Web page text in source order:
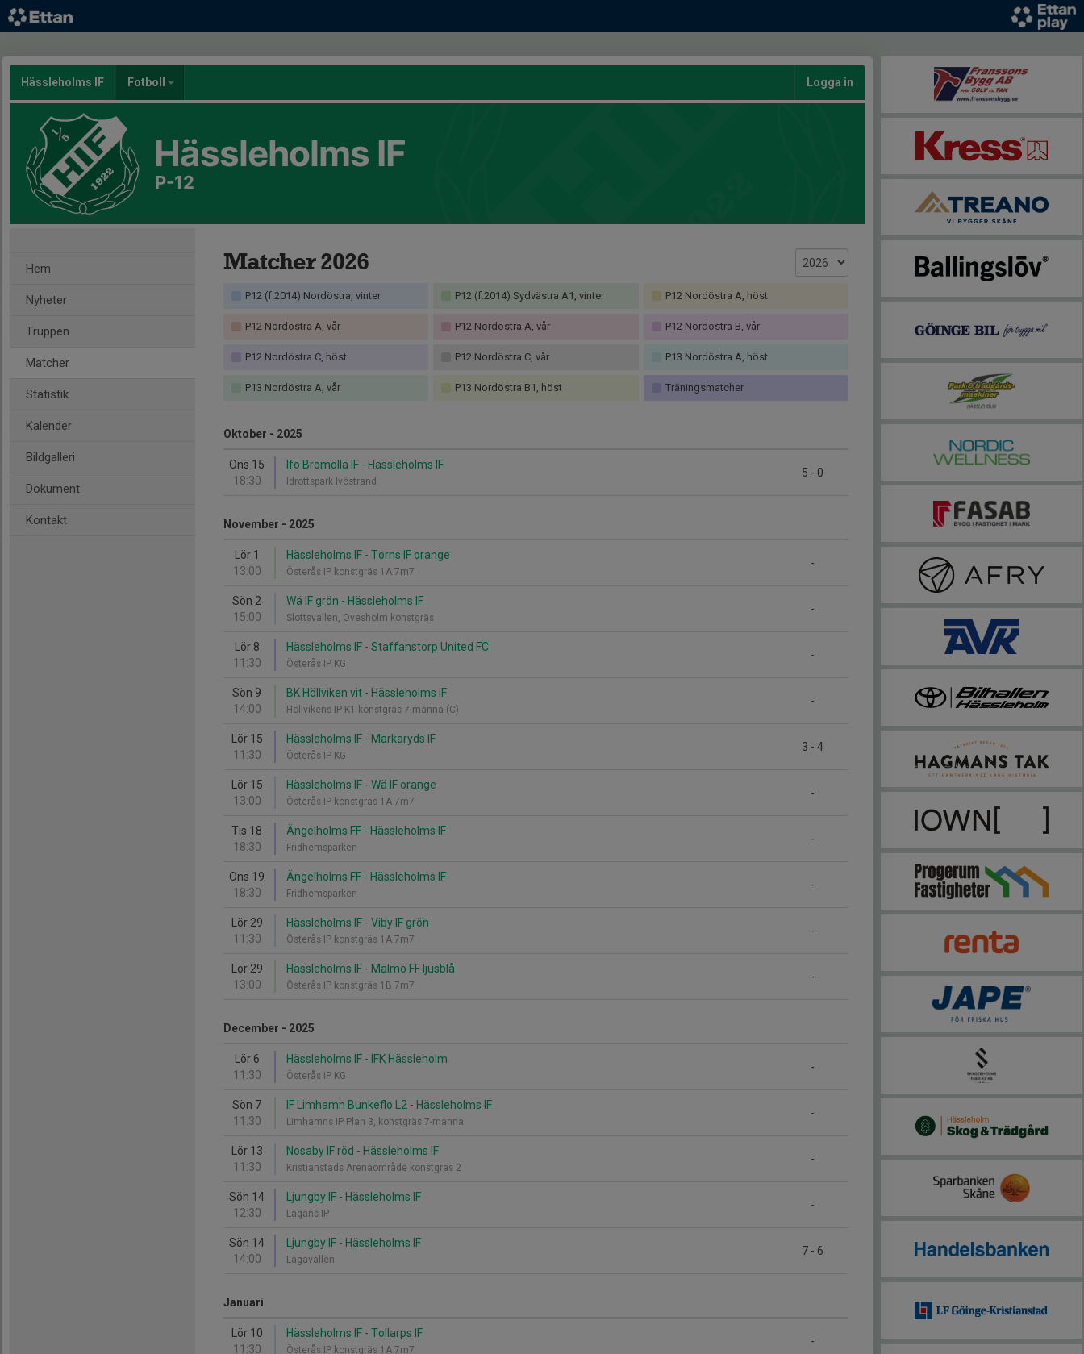
Hässleholms IF Fotboll Logga in
Hässleholms IF
P-12
Hem
Nyheter
Truppen
Matcher
Statistik
Kalender
Bildgalleri
Dokument
Kontakt
Matcher 2026
P12 (f.2014) Nordöstra, vinter P12 (f.2014) Sydvästra A1, vinter P12 Nordöstra A, höst
P12 Nordöstra A, vår P12 Nordöstra A, vår P12 Nordöstra B, vår
P12 Nordöstra C, höst P12 Nordöstra C, vår P13 Nordöstra A, höst
P13 Nordöstra A, vår P13 Nordöstra B1, höst Träningsmatcher
Oktober - 2025
Ons 15
18:30
5 - 0
Ifö Bromölla IF - Hässleholms IF
Idrottspark Ivöstrand
November - 2025
Lör 1
13:00
-
Hässleholms IF - Torns IF orange
Österås IP konstgräs 1A 7m7
Sön 2
15:00
-
Wä IF grön - Hässleholms IF
Slottsvallen, Ovesholm konstgräs
Lör 8
11:30
-
Hässleholms IF - Staffanstorp United FC
Österås IP KG
Sön 9
14:00
-
BK Höllviken vit - Hässleholms IF
Höllvikens IP K1 konstgräs 7-manna (C)
Lör 15
11:30
3 - 4
Hässleholms IF - Markaryds IF
Österås IP KG
Lör 15
13:00
-
Hässleholms IF - Wä IF orange
Österås IP konstgräs 1A 7m7
Tis 18
18:30
-
Ängelholms FF - Hässleholms IF
Fridhemsparken
Ons 19
18:30
-
Ängelholms FF - Hässleholms IF
Fridhemsparken
Lör 29
11:30
-
Hässleholms IF - Viby IF grön
Österås IP konstgräs 1A 7m7
Lör 29
13:00
-
Hässleholms IF - Malmö FF ljusblå
Österås IP konstgräs 1B 7m7
December - 2025
Lör 6
11:30
-
Hässleholms IF - IFK Hässleholm
Österås IP KG
Sön 7
11:30
-
IF Limhamn Bunkeflo L2 - Hässleholms IF
Limhamns IP Plan 3, konstgräs 7-manna
Lör 13
11:30
-
Nosaby IF röd - Hässleholms IF
Kristianstads Arenaområde konstgräs 2
Sön 14
12:30
-
Ljungby IF - Hässleholms IF
Lagans IP
Sön 14
14:00
7 - 6
Ljungby IF - Hässleholms IF
Lagavallen
Januari
Lör 10
11:30
-
Hässleholms IF - Tollarps IF
Österås IP konstgräs 1A 7m7